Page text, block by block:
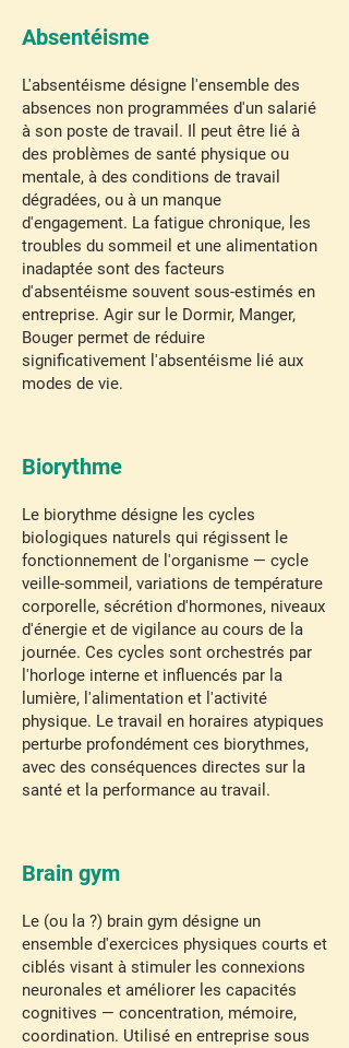
Absentéisme
L'absentéisme désigne l'ensemble des
absences non programmées d'un salarié
à son poste de travail. Il peut être lié à
des problèmes de santé physique ou
mentale, à des conditions de travail
dégradées, ou à un manque
d'engagement. La fatigue chronique, les
troubles du sommeil et une alimentation
inadaptée sont des facteurs
d'absentéisme souvent sous-estimés en
entreprise. Agir sur le Dormir, Manger,
Bouger permet de réduire
significativement l'absentéisme lié aux
modes de vie.
Biorythme
Le biorythme désigne les cycles
biologiques naturels qui régissent le
fonctionnement de l'organisme — cycle
veille-sommeil, variations de température
corporelle, sécrétion d'hormones, niveaux
d'énergie et de vigilance au cours de la
journée. Ces cycles sont orchestrés par
l'horloge interne et influencés par la
lumière, l'alimentation et l'activité
physique. Le travail en horaires atypiques
perturbe profondément ces biorythmes,
avec des conséquences directes sur la
santé et la performance au travail.
Brain gym
Le (ou la ?) brain gym désigne un
ensemble d'exercices physiques courts et
ciblés visant à stimuler les connexions
neuronales et améliorer les capacités
cognitives — concentration, mémoire,
coordination. Utilisé en entreprise sous